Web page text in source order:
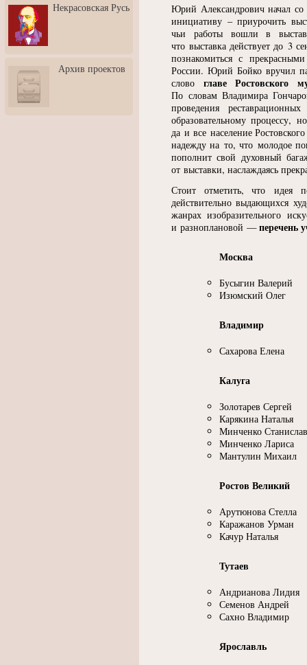
Профессионалов - Эпизод
3: Обусловленности
человека и их влияние на
карьеру
скульптором Дмитрием
Тугариновым
АртБульвар в День города
Некрасовская Русь
Архив проектов
Юрий Александрович начал со
инициативу – приурочить
чьи работы вошли в
что выставка действует до 3
познакомиться с
России. Юрий Бойко вручил
слово главе Ростовского
По словам Владимира
проведения
образовательному процессу,
да и все население
надежду на то, что молодое
пополнит свой духовный
от выставки, наслаждаясь
Стоит отметить, что идея
действительно выдающихся
жанрах изобразительного
и разноплановой —перечень
Москва
Бусыгин Валерий
Изюмский Олег
Владимир
Сахарова Елена
Калуга
Золотарев Сергей
Карякина Наталья
Минченко Станислав
Минченко Лариса
Мантулин Михаил
Ростов Великий
Арутюнова Стелла
Каражанов Урман
Качур Наталья
Тутаев
Андрианова Лидия
Семенов Андрей
Сахно Владимир
Ярославль